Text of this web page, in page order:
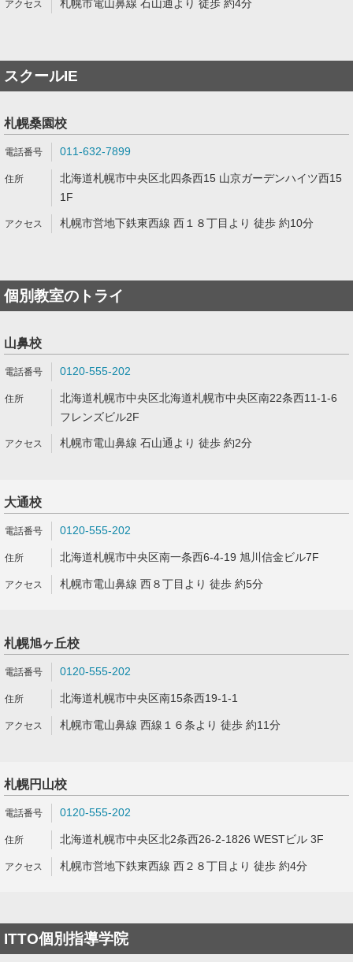
札幌市電山鼻線 石山通より 徒歩 約4分
スクールIE
札幌桑園校
011-632-7899
北海道札幌市中央区北四条西15 山京ガーデンハイツ西15
1F
札幌市営地下鉄東西線 西１８丁目より 徒歩 約10分
個別教室のトライ
山鼻校
0120-555-202
北海道札幌市中央区北海道札幌市中央区南22条西11-1-6
フレンズビル2F
札幌市電山鼻線 石山通より 徒歩 約2分
大通校
0120-555-202
北海道札幌市中央区南一条西6-4-19 旭川信金ビル7F
札幌市電山鼻線 西８丁目より 徒歩 約5分
札幌旭ヶ丘校
0120-555-202
北海道札幌市中央区南15条西19-1-1
札幌市電山鼻線 西線１６条より 徒歩 約11分
札幌円山校
0120-555-202
北海道札幌市中央区北2条西26-2-1826 WESTビル 3F
札幌市営地下鉄東西線 西２８丁目より 徒歩 約4分
ITTO個別指導学院